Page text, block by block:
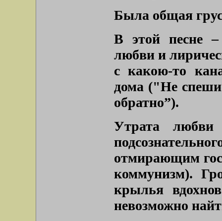
Была общая
В этой песне
любви и
с какою-то
дома ("Не спеши
обратно”).
Утрата любви
отмирающим
коммунизм).
крылья
невозможно